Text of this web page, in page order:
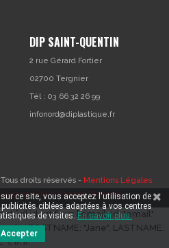
DIP SAINT-QUENTIN
2 rue Gérard Fortier
02700 Tergnier
Tél : 03 66 32 26 99
infonord@diplastique.fr
droits réservés - Mentions Légales
Agence Web Vannes Webapic
ce site, vous acceptez l'utilisation de
ciblées adaptées à vos centres
de visites. En savoir plus.
Accepter
identifiers: { email_id: "email"
FIRSTNAME: "Jane", LASTNAME:
}, }); });